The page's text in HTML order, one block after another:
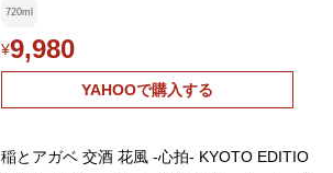
市 [クール配送]
720ml
¥9,980
YAHOOで購入する
稲とアガベ 交酒 花風 -心拍- KYOTO EDITIO